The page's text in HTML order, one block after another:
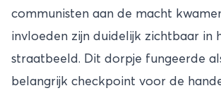
communisten aan de macht
invloeden zijn duidelijk zichtbaar in
straatbeeld. Dit dorpje fungeerde
belangrijk checkpoint voor de